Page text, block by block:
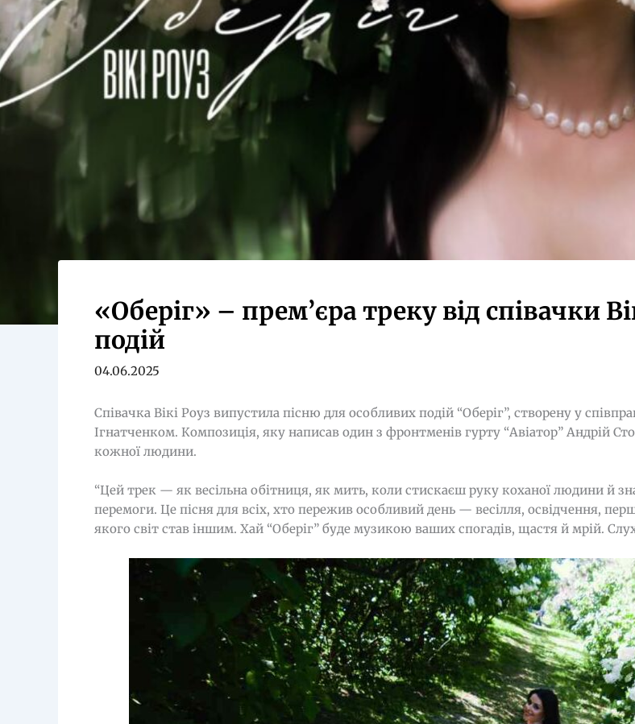
«Оберіг» – прем’єра треку від співачки
подій
04.06.2025
Співачка Вікі Роуз випустила пісню для особливих подій “Оберіг”, створену у
Ігнатченком. Композиція, яку написав один з фронтменів гурту “Авіатор” Андрій
кожної людини.
“Цей трек — як весільна обітниця, як мить, коли стискаєш руку коханої людини й
перемоги. Це пісня для всіх, хто пережив особливий день — весілля, освідчення,
якого світ став іншим. Хай “Оберіг” буде музикою ваших спогадів, щастя й мрій.